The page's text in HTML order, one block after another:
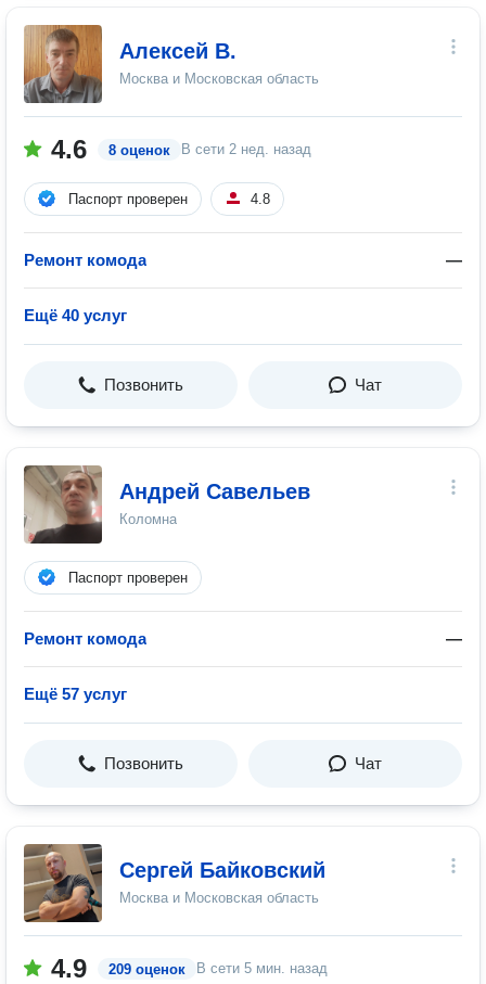
Алексей В.
Москва и Московская область
4.6 8 оценок В сети 2 нед. назад
Паспорт проверен 4.8
Ремонт комода —
Ещё 40 услуг
Позвонить Чат
Андрей Савельев
Коломна
Паспорт проверен
Ремонт комода —
Ещё 57 услуг
Позвонить Чат
Сергей Байковский
Москва и Московская область
4.9 209 оценок В сети 5 мин. назад